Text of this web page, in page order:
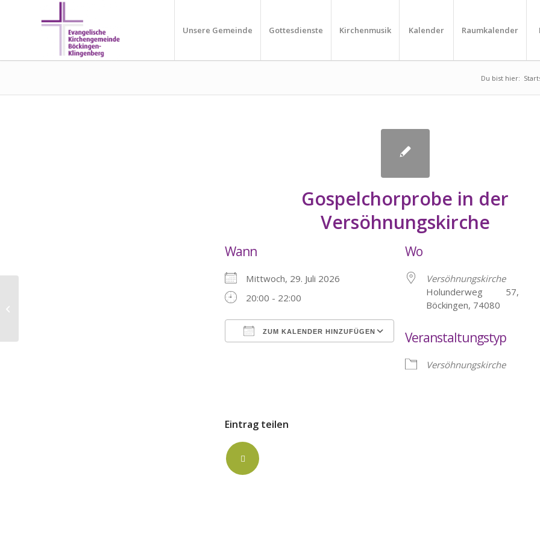
Unsere Gemeinde Gottesdienste Kirchenmusik Kalender Raumkalender
Du bist hier:
Gospelchorprobe in der
Versöhnungskirche
Wann
Mittwoch, 29. Juli 2026
20:00 - 22:00
ZUM KALENDER HINZUFÜGEN
Wo
Versöhnungskirche
Holunderweg 57,
Böckingen, 74080
Veranstaltungstyp
Versöhnungskirche
Eintrag teilen